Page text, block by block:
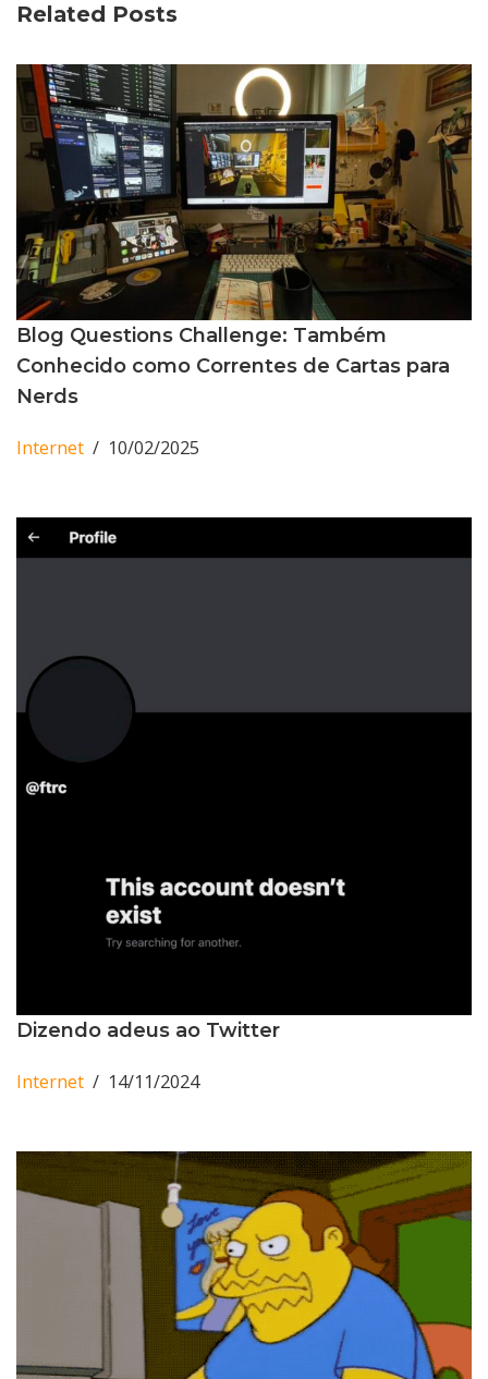
Related Posts
Blog Questions Challenge: Também
Conhecido como Correntes de Cartas para
Nerds
Internet 10/02/2025
Dizendo adeus ao Twitter
Internet 14/11/2024